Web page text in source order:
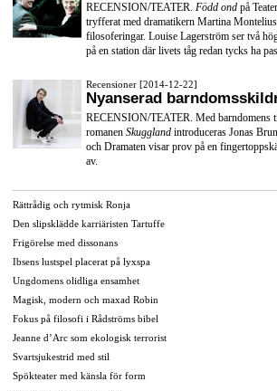
RECENSION/TEATER. Född ond på
tryfferat med dramatikern Martina
filosoferingar. Louise Lagerström ser två
på en station där livets tåg redan tycks ha
Recensioner [2014-12-22]
Nyanserad
RECENSION/TEATER. Med barndomens
romanen Skuggland introduceras Jonas
och Dramaten visar prov på en
av.
Rättrådig och rytmisk Ronja
Den slipsklädde karriäristen Tartuffe
Frigörelse med dissonans
Ibsens lustspel placerat på lyxspa
Ungdomens olidliga ensamhet
Magisk, modern och maxad Robin
Fokus på filosofi i Rådströms bibel
Jeanne d’Arc som ekologisk terrorist
Svartsjukestrid med stil
Spökteater med känsla för form